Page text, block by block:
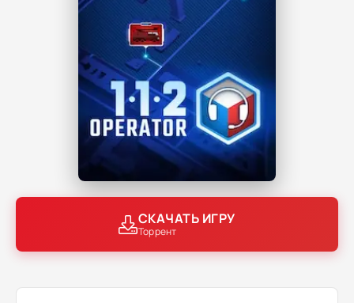
СКАЧАТЬ ИГРУ
Торрент